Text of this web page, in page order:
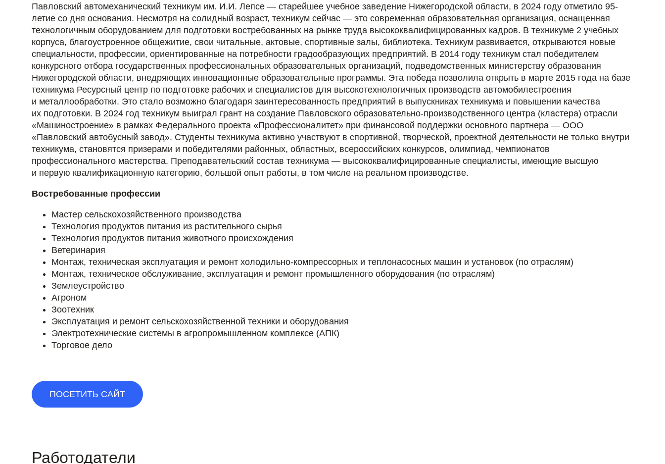
Павловский автомеханический техникум им. И.И. Лепсе — старейшее учебное заведение Нижегородской области, в 2024 году отметило 95-
летие со дня основания. Несмотря на солидный возраст, техникум сейчас — это современная образовательная организация, оснащенная
технологичным оборудованием для подготовки востребованных на рынке труда высококвалифицированных кадров. В техникуме 2 учебных
корпуса, благоустроенное общежитие, свои читальные, актовые, спортивные залы, библиотека. Техникум развивается, открываются новые
специальности, профессии, ориентированные на потребности градообразующих предприятий. В 2014 году техникум стал победителем
конкурсного отбора государственных профессиональных образовательных организаций, подведомственных министерству образования
Нижегородской области, внедряющих инновационные образовательные программы. Эта победа позволила открыть в марте 2015 года на базе
техникума Ресурсный центр по подготовке рабочих и специалистов для высокотехнологичных производств автомобилестроения
и металлообработки. Это стало возможно благодаря заинтересованность предприятий в выпускниках техникума и повышении качества
их подготовки. В 2024 год техникум выиграл грант на создание Павловского образовательно-производственного центра (кластера) отрасли
«Машиностроение» в рамках Федерального проекта «Профессионалитет» при финансовой поддержки основного партнера — ООО
«Павловский автобусный завод». Студенты техникума активно участвуют в спортивной, творческой, проектной деятельности не только внутри
техникума, становятся призерами и победителями районных, областных, всероссийских конкурсов, олимпиад, чемпионатов
профессионального мастерства. Преподавательский состав техникума — высококвалифицированные специалисты, имеющие высшую
и первую квалификационную категорию, большой опыт работы, в том числе на реальном производстве.
Востребованные профессии
Мастер сельскохозяйственного производства
Технология продуктов питания из растительного сырья
Технология продуктов питания животного происхождения
Ветеринария
Монтаж, техническая эксплуатация и ремонт холодильно-компрессорных и теплонасосных машин и установок (по отраслям)
Монтаж, техническое обслуживание, эксплуатация и ремонт промышленного оборудования (по отраслям)
Землеустройство
Агроном
Зоотехник
Эксплуатация и ремонт сельскохозяйственной техники и оборудования
Электротехнические системы в агропромышленном комплексе (АПК)
Торговое дело
ПОСЕТИТЬ САЙТ
Работодатели